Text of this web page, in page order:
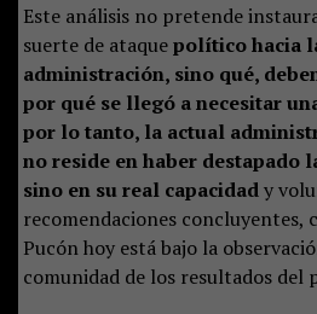
Este análisis no pretende
suerte de ataquepolítico hacia
administración, sino qué,
por qué se llegó a necesitar
por lo tanto, la actual
no reside en haber destapado
sino en su real capacidady
recomendaciones concluyentes,
Pucón hoy está bajo la
comunidad de los resultados del